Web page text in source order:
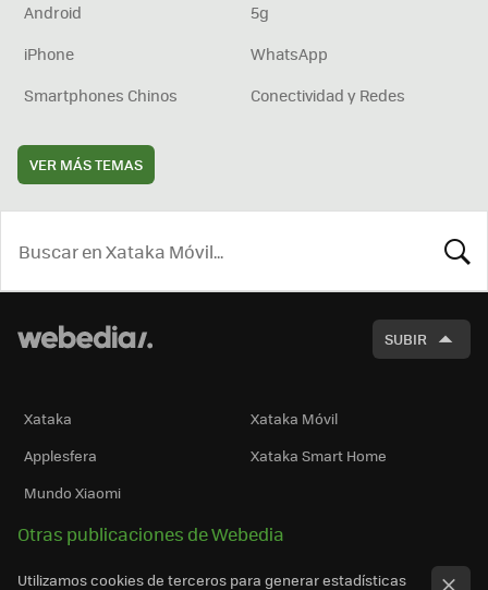
Android
5g
iPhone
WhatsApp
Smartphones Chinos
Conectividad y Redes
VER MÁS TEMAS
SUBIR
Xataka
Xataka Móvil
Applesfera
Xataka Smart Home
Mundo Xiaomi
Otras publicaciones de Webedia
Utilizamos cookies de terceros para generar estadísticas